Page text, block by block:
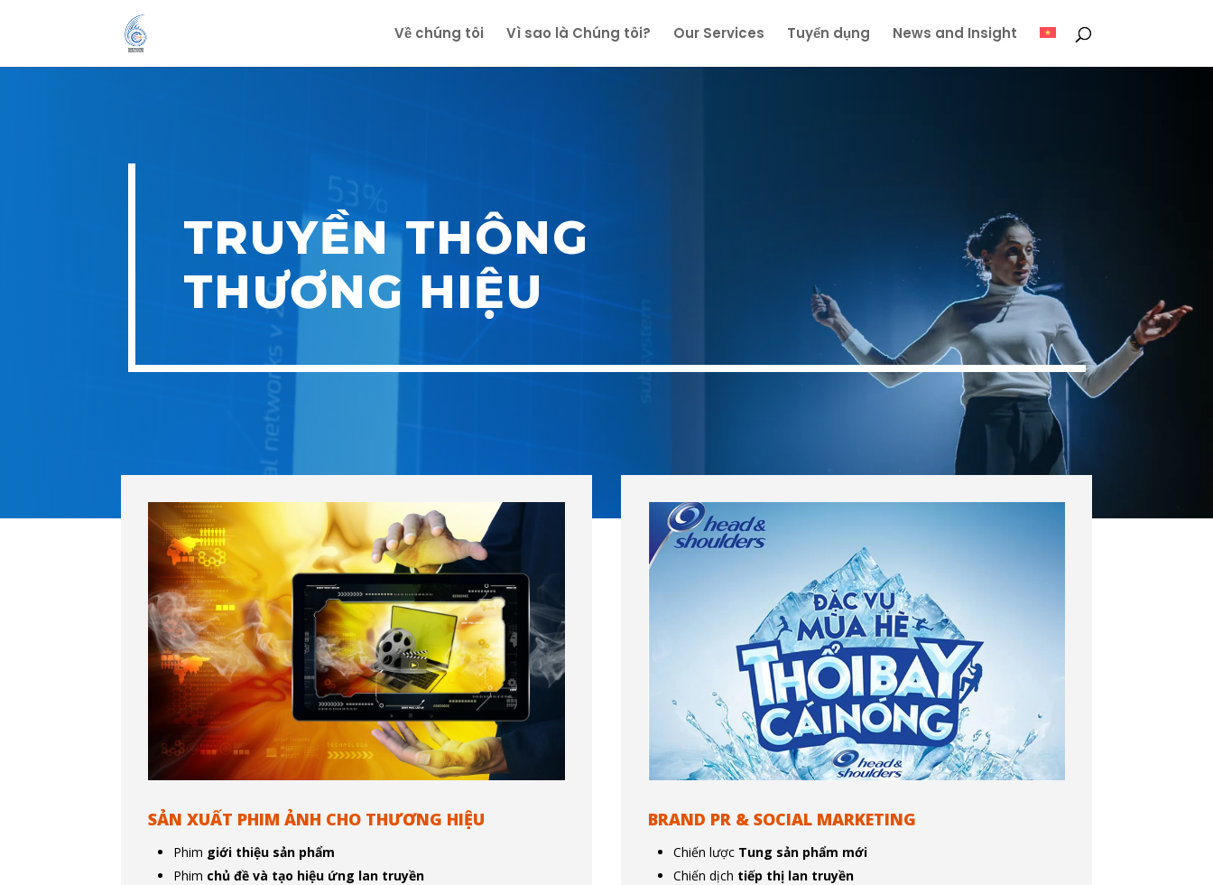
Về chúng tôi Vì sao là Chúng tôi? Our Services Tuyển dụng News and Insight
TRUYỀN THÔNG
THƯƠNG HIỆU
SẢN XUẤT PHIM ẢNH CHO THƯƠNG HIỆU
Phim giới thiệu sản phẩm
Phim chủ đề và tạo hiệu ứng lan truyền
BRAND PR & SOCIAL MARKETING
Chiến lược Tung sản phẩm mới
Chiến dịch tiếp thị lan truyền